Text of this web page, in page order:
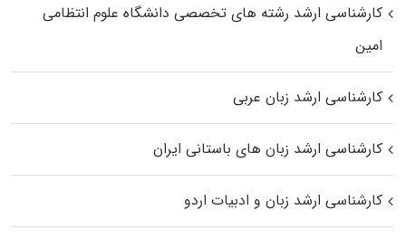
کارشناسی ارشد رﺷﺘﻪ ﻫﺎی تخصصی داﻧﺸﮕﺎه ﻋﻠﻮم انتظامی
اﻣﻴﻦ
کارشناسی ارشد زبان عربی
کارشناسی ارشد زبان‌ های باستانی ایران
کارشناسی ارشد زبان و ادبیات اردو